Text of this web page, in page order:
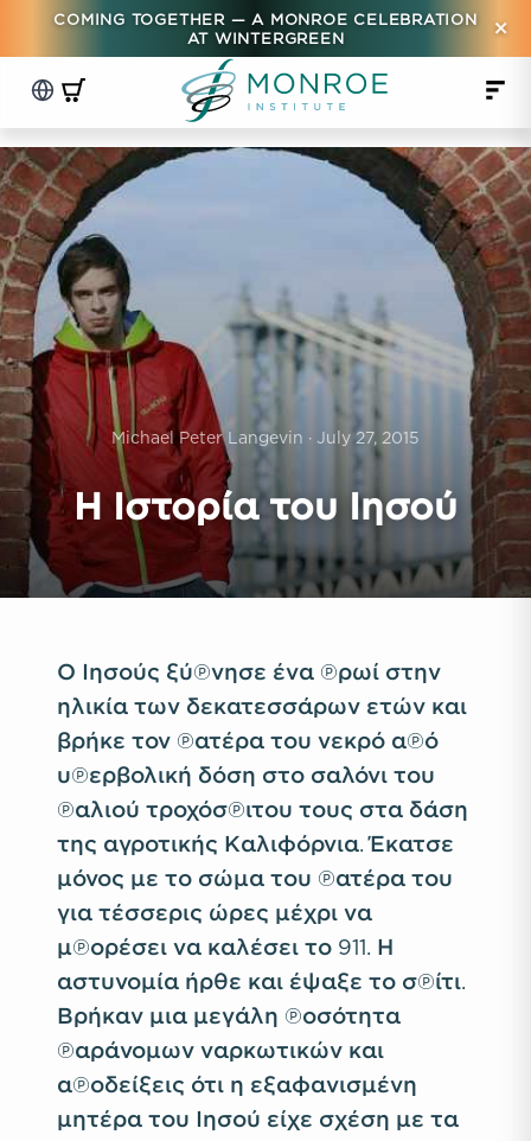
COMING TOGETHER — A MONROE CELEBRATION
AT WINTERGREEN
×
Michael Peter Langevin · July 27, 2015
Η Ιστορία του Ιησού
Ο Ιησούς ξύπνησε ένα πρωί στην
ηλικία των δεκατεσσάρων ετών και
βρήκε τον πατέρα του νεκρό από
υπερβολική δόση στο σαλόνι του
παλιού τροχόσπιτου τους στα δάση
της αγροτικής Καλιφόρνια. Έκατσε
μόνος με το σώμα του πατέρα του
για τέσσερις ώρες μέχρι να
μπορέσει να καλέσει το 911. Η
αστυνομία ήρθε και έψαξε το σπίτι.
Βρήκαν μια μεγάλη ποσότητα
παράνομων ναρκωτικών και
αποδείξεις ότι η εξαφανισμένη
μητέρα του Ιησού είχε σχέση με τα